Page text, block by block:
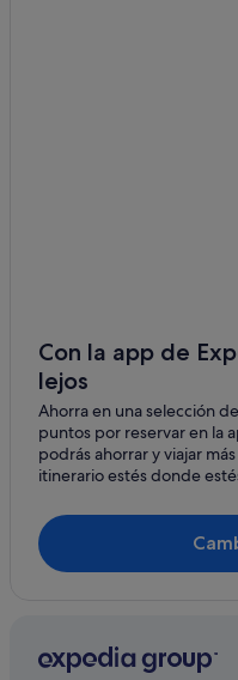
Saint Louis hoteles
Hoteles para bodas en
Cap-Rouge hoteles
Hoteles de lujo en
La Cité-Limoilou hoteles
Saint-Sacrement
Con la app de
lejos
Ahorra en una selección
puntos por reservar en la
podrás ahorrar y viajar
itinerario estés donde